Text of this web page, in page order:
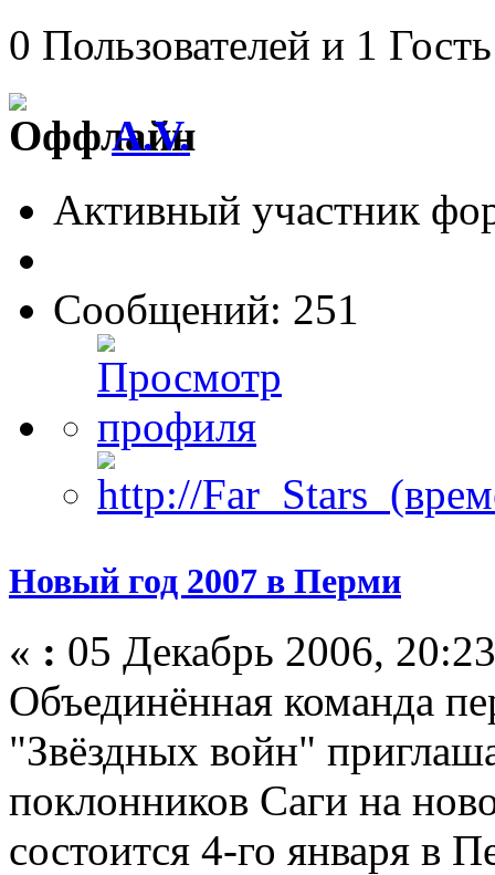
0 Пользователей и 1
A.V.
Активный участник
Сообщений: 251
Новый год 2007 в Перми
« : 05 Декабрь 2006,
Объединённая команда
"Звёздных войн"
поклонников Саги на
состоится 4-го января в